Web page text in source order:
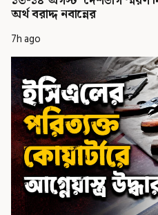
অর্থ বরাদ্দ নবান্নের
7h ago